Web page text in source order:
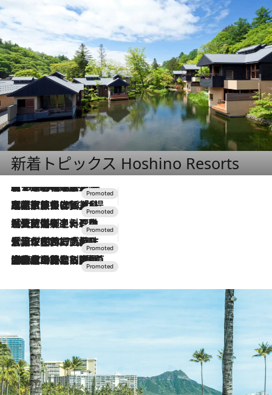
新着トピックス Hoshino Resorts
46 Minutes Ago
【トンボの足水浴】ヒノキの香りに包まれて涼感マックス！約13℃の湧水かけ流しを避暑地「星野温泉 トンボの湯」で体験
2026.7.31
【ホテル帰省】という選択肢をOMOが提案。家族とほどよい距離を保つには「昼は実家、夜は気兼ねなくホテルで！」
2026.7.24
【夏限定ディナーコース】旬を迎える稚鮎や花ズッキーニなどをイタリア・トスカーナの郷土料理の手法で満喫！
2026.7.17
「土佐和ハーブかき氷」がOMO7高知に登場！生姜、山椒、大葉など目にも舌にも涼を呼ぶ郷土の味
2026.7.10
NEW OPEN！【界 草津】名湯の地に誕生。趣の異なる2種の温泉と上州ならではの会席・蕎麦割烹など美食を味わう究極の癒やし旅